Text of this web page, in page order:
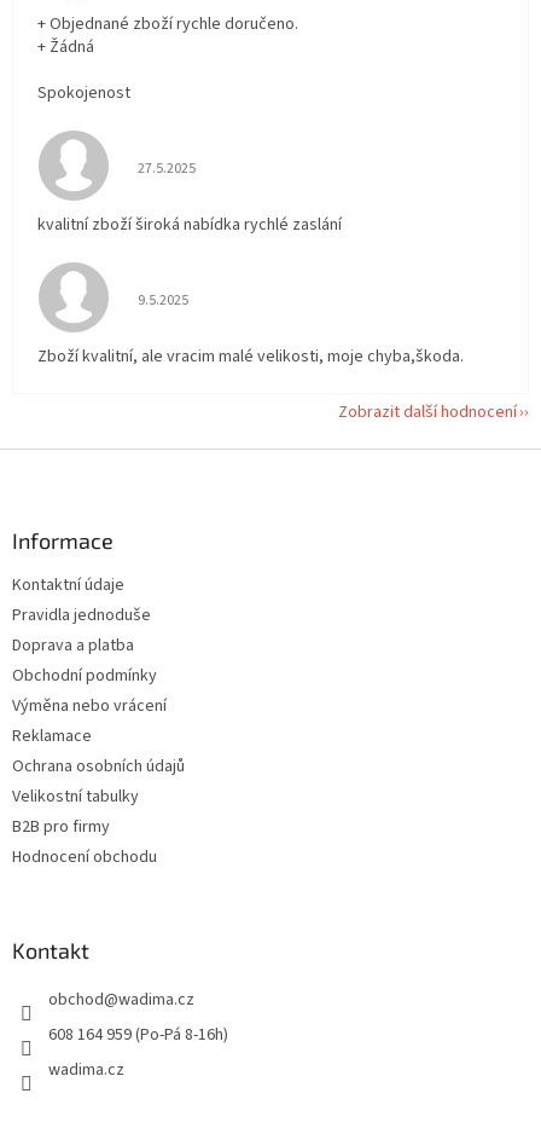
+ Objednané zboží rychle doručeno.
+ Žádná
Spokojenost
Hodnocení obchodu je 5 z 5 hvězdiček.
27.5.2025
kvalitní zboží široká nabídka rychlé zaslání
Hodnocení obchodu je 5 z 5 hvězdiček.
9.5.2025
Zboží kvalitní, ale vracim malé velikosti, moje chyba,škoda.
Zobrazit další hodnocení
Informace
Kontaktní údaje
Pravidla jednoduše
Doprava a platba
Obchodní podmínky
Výměna nebo vrácení
Reklamace
Ochrana osobních údajů
Velikostní tabulky
B2B pro firmy
Hodnocení obchodu
Kontakt
obchod@wadima.cz
608 164 959 (Po-Pá 8-16h)
wadima.cz